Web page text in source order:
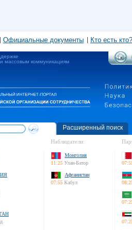
Официальные документы Кто есть кто?
массовым коммуникациям
Расширенный поиск
Наблюдатели:
Монголия
11:25 Улан-Батор
Афганистан
07:55 Кабул